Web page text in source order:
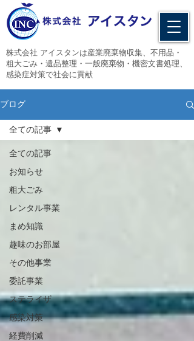
​株式会社 アイスタンは産業廃棄物収集、不用品・
粗大ごみ・遺品整理・一般廃棄物・機密文書処理、
感染症対策で社会に貢献
ブログ
全ての記事
お知らせ
粗大ごみ
レンタル事業
まめ知識
趣味のお部屋
その他事業
委託事業
ステライザ
感染対策
経費削減
全ての記事